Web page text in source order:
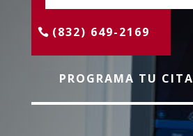
(832) 649-2169
PROGRAMA TU CITA